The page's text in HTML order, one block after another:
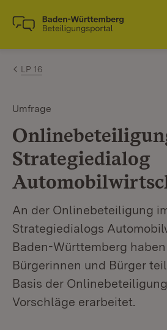
Zum Inhalt springen
Link zur Startseite
LP 16
Umfrage
Strategiedialog
An der Onlinebeteiligung
Strategiedialogs
Baden-Württemberg
Bürgerinnen und Bürger
Basis der
Vorschläge erarbeitet.